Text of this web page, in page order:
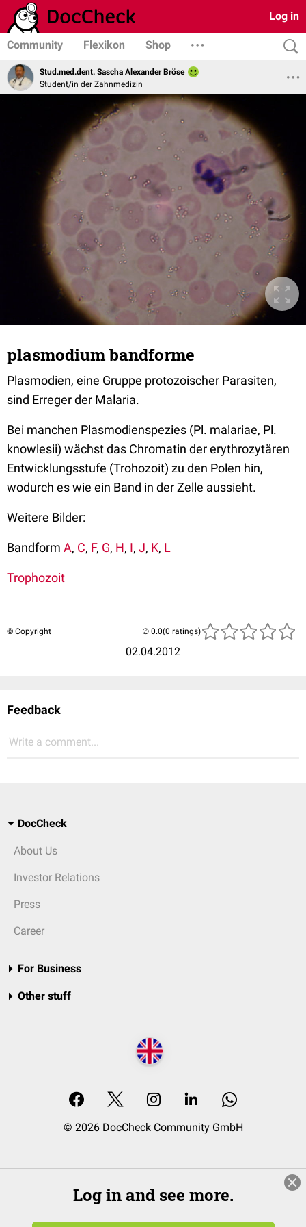
Log in
Community Flexikon Shop
Stud.med.dent. Sascha Alexander Bröse
Student/in der Zahnmedizin
plasmodium bandforme
Plasmodien, eine Gruppe protozoischer Parasiten,
sind Erreger der Malaria.
Bei manchen Plasmodienspezies (Pl. malariae, Pl.
knowlesii) wächst das Chromatin der erythrozytären
Entwicklungsstufe (Trohozoit) zu den Polen hin,
wodurch es wie ein Band in der Zelle aussieht.
Weitere Bilder:
Bandform A, C, F, G, H, I, J, K, L
Trophozoit
© Copyright
02.04.2012
(0 ratings)
Feedback
Write a comment...
DocCheck
About Us
Investor Relations
Press
Career
For Business
Other stuff
© 2026 DocCheck Community GmbH
Log in and see more.